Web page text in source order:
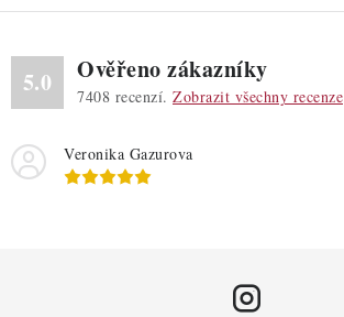
5.0 Ověřeno zákazníky
7408 recenzí. Zobrazit všechny recenze
Veronika Gazurova